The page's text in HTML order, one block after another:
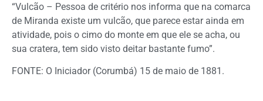
“Vulcão – Pessoa de critério nos informa que na comarca
de Miranda existe um vulcão, que parece estar ainda em
atividade, pois o cimo do monte em que ele se acha, ou
sua cratera, tem sido visto deitar bastante fumo”.
FONTE: O Iniciador (Corumbá) 15 de maio de 1881.